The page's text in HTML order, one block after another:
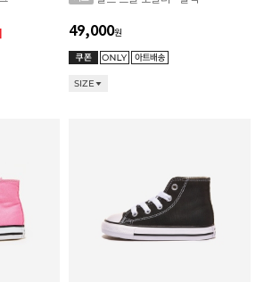
49,000원
SIZE